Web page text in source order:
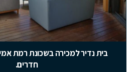
חדרים.